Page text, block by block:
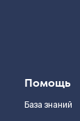
Помощь
База знаний